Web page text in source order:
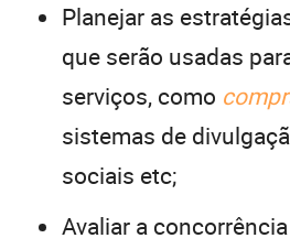
Planejar as
que serão usadas
serviços, como
sistemas de
sociais etc;
Avaliar a